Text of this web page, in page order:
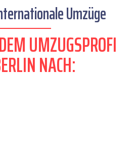
Umzüge
UMZUGSPROFI
NACH: